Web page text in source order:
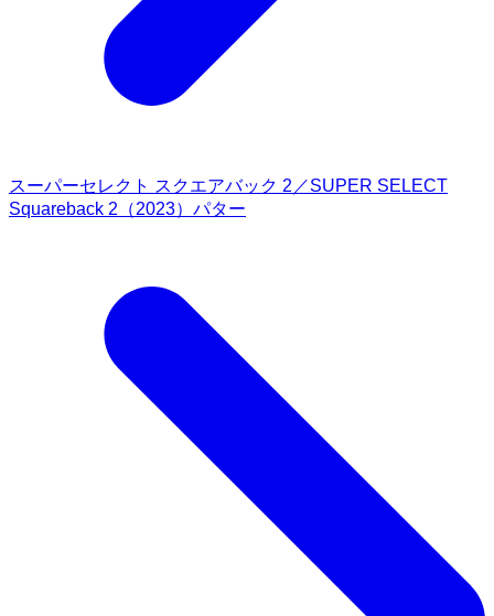
スーパーセレクト スクエアバック 2／SUPER SELECT
Squareback 2（2023）パター